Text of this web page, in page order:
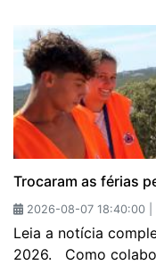
Trocaram as férias
2026-08-07 18:40:00 |
Leia a notícia
2026. Como